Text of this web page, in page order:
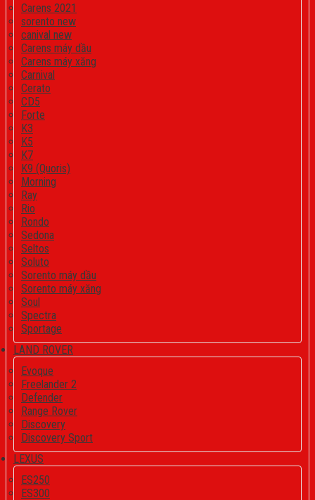
Carens 2021
sorento new
canival new
Carens máy dầu
Carens máy xăng
Carnival
Cerato
CD5
Forte
K3
K5
K7
K9 (Quoris)
Morning
Ray
Rio
Rondo
Sedona
Seltos
Soluto
Sorento máy dầu
Sorento máy xăng
Soul
Spectra
Sportage
LAND ROVER
Evoque
Freelander 2
Defender
Range Rover
Discovery
Discovery Sport
LEXUS
ES250
ES300